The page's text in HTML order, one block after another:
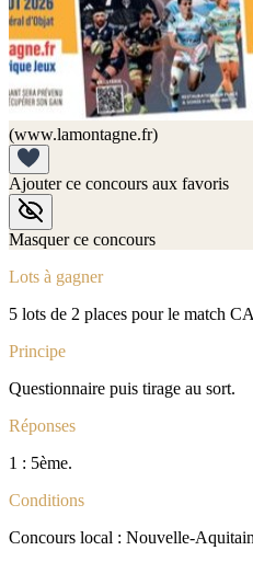
(www.lamontagne.fr)
Ajouter ce concours aux favoris
Masquer ce concours
Lots à gagner
5 lots de 2 places pour le match
Principe
Questionnaire puis tirage au sort.
Réponses
1 : 5ème.
Conditions
Concours local : Nouvelle-